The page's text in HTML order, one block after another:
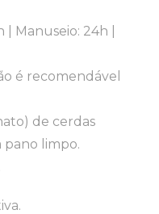
| Manuseio: 24h |
é recomendável
de cerdas
pano limpo.